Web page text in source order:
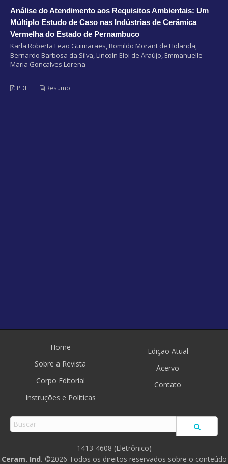
Análise do Atendimento aos Requisitos Ambientais: Um
Múltiplo Estudo de Caso nas Indústrias de Cerâmica
Vermelha do Estado de Pernambuco
Karla Roberta Leão Guimarães, Romildo Morant de Holanda,
Bernardo Barbosa da Silva, Lincoln Eloi de Araújo, Emmanuelle
Maria Gonçalves Lorena
PDF Resumo
Home
Sobre a Revista
Corpo Editorial
Instruções e Políticas
Edição Atual
Acervo
Contato
1413-4608 (Eletrônico)
Ceram. Ind. ©2026 Todos os direitos reservados sobre o conteúdo